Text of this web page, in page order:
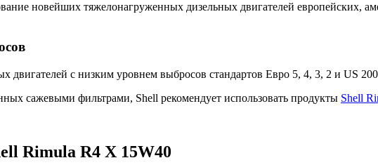
новейших тяжелонагруженных дизельных двигателей европейских,
двигателей с низким уровнем выбросов стандартов Евро 5, 4, 3, 2 и US
сажевыми фильтрами, Shell рекомендует использовать продукты Shell
Rimula R4 X 15W40